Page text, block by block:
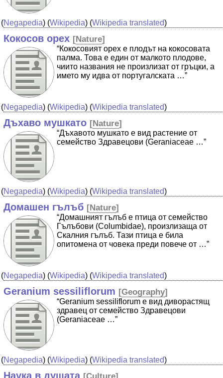
(Negapedia) (Wikipedia) (Wikipedia translated)
Кокосов орех [Nature]
“Кокосовият орех е плодът на кокосовата
палма. Това е един от малкото плодове,
чиито названия не произлизат от гръцки, а
името му идва от португалската …”
(Negapedia) (Wikipedia) (Wikipedia translated)
Дъхаво мушкато [Nature]
“Дъхавото мушкато е вид растение от
семейство Здравецови (Geraniaceae …”
(Negapedia) (Wikipedia) (Wikipedia translated)
Домашен гълъб [Nature]
“Домашният гълъб е птица от семейство
Гълъбови (Columbidae), произлизаща от
Скалния гълъб. Тази птица е била
опитомена от човека преди повече от …”
(Negapedia) (Wikipedia) (Wikipedia translated)
Geranium sessiliflorum [Geography]
“Geranium sessiliflorum е вид диворастящ
здравец от семейство Здравецови
(Geraniaceae …”
(Negapedia) (Wikipedia) (Wikipedia translated)
Наука в душата